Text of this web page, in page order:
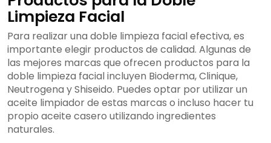
Limpieza Facial
Para realizar una doble limpieza facial efectiva, es
importante elegir productos de calidad. Algunas de
las mejores marcas que ofrecen productos para la
doble limpieza facial incluyen Bioderma, Clinique,
Neutrogena y Shiseido. Puedes optar por utilizar un
aceite limpiador de estas marcas o incluso hacer tu
propio aceite casero utilizando ingredientes
naturales.